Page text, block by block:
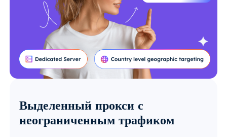
Выделенный прокси с
неограниченным трафиком